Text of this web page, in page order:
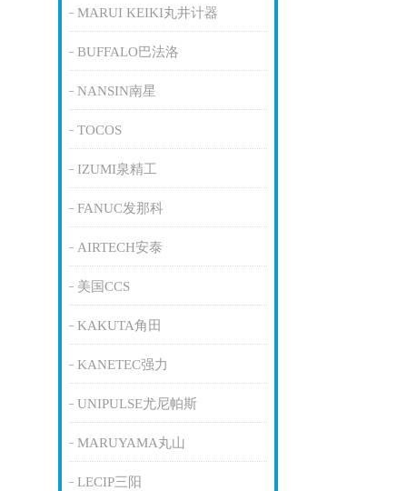
MARUI KEIKI丸井计器
BUFFALO巴法洛
NANSIN南星
TOCOS
IZUMI泉精工
FANUC发那科
AIRTECH安泰
美国CCS
KAKUTA角田
KANETEC强力
UNIPULSE尤尼帕斯
MARUYAMA丸山
LECIP三阳